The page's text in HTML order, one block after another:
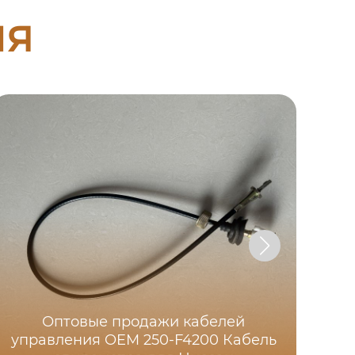
Оптовые продажи кабелей
управления OEM 250-F4200 Кабель